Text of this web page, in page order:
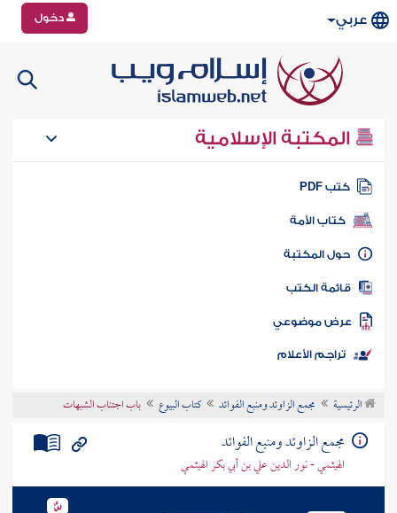
عربي دخول
المكتبة الإسلامية
كتب PDF
كتاب الأمة
المكتبة
الكتب
موضوعي
تراجم الأعلام
الرئيسية مجمع الزاوئد ومنبع الفوائد كتاب البيوع باب اجتناب الشبهات
مجمع الزاوئد ومنبع الفوائد
الهيثمي - نور الدين علي بن أبي بكر الهيثمي